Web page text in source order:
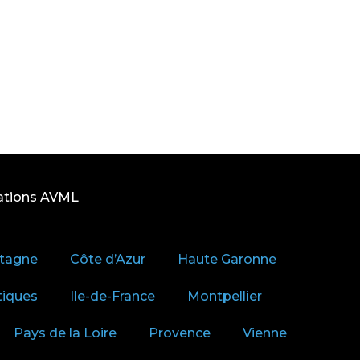
AVML
Côte d’Azur Haute Garonne
Ile-de-France Montpellier
Pays de la Loire Provence Vienne